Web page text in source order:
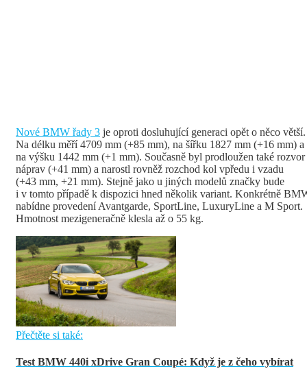
Nové BMW řady 3 je oproti dosluhující generaci opět o něco větší.
Na délku měří 4709 mm (+85 mm), na šířku 1827 mm (+16 mm) a
na výšku 1442 mm (+1 mm). Současně byl prodloužen také rozvor
náprav (+41 mm) a narostl rovněž rozchod kol vpředu i vzadu
(+43 mm, +21 mm). Stejně jako u jiných modelů značky bude
i v tomto případě k dispozici hned několik variant. Konkrétně
nabídne provedení Avantgarde, SportLine, LuxuryLine a M Sport.
Hmotnost mezigeneračně klesla až o 55 kg.
Přečtěte si také:
Test BMW 440i xDrive Gran Coupé: Když je z čeho vybírat